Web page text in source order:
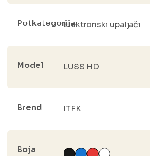
PotkategorijaElektronski upaljači
Model LUSS HD
Brend ITEK
Boja